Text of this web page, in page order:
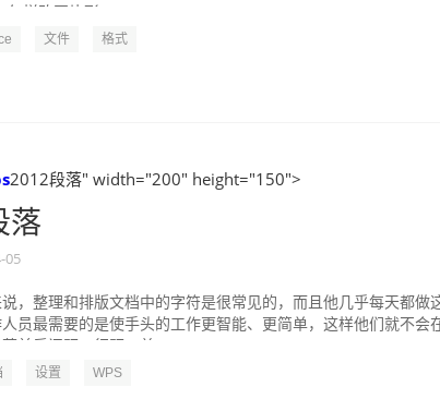
文件 格式
2012段落" width="200" height="150">
落
05
，整理和排版文档中的字符是很常见的，而且他几乎每天都做
员最需要的是使手头的工作更智能、更简单，这样他们就不会
设置 WPS